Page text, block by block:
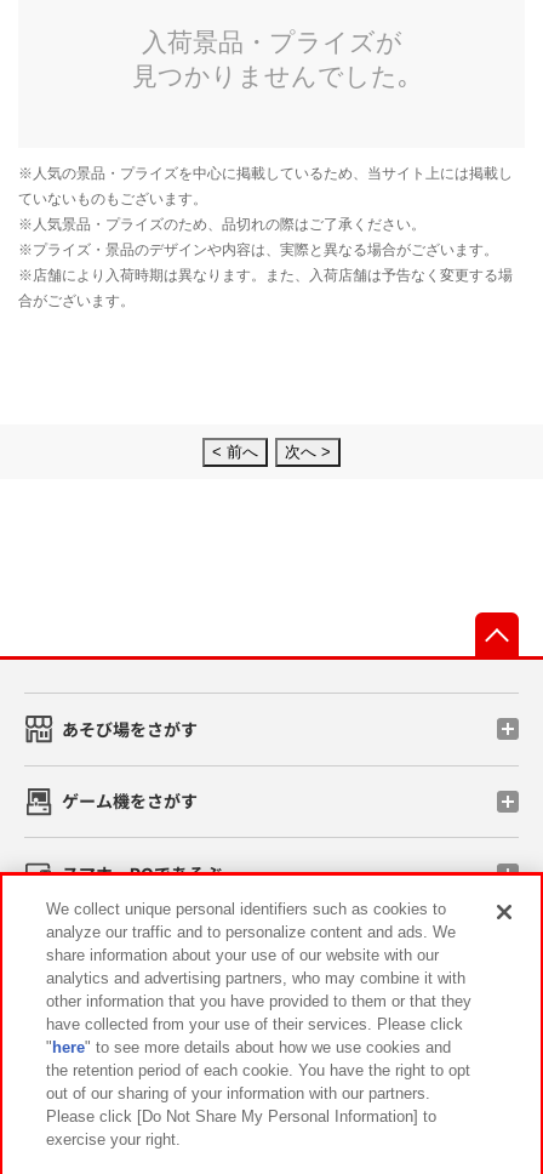
< 前へ 次へ >
あそび場をさがす
ゲーム機をさがす
スマホ・PCであそぶ
イベント・キャンペーン
関連会社 サステナビリティ サイトポリシー
プライバシーポリシー ウェブアクセシビリティ方針と検証結果
お取引先さまとともに
We collect unique personal identifiers such as cookies to
analyze our traffic and to personalize content and ads. We
share information about your use of our website with our
analytics and advertising partners, who may combine it with
other information that you have provided to them or that they
have collected from your use of their services. Please click
" here" to see more details about how we use cookies and
the retention period of each cookie. You have the right to opt
out of our sharing of your information with our partners.
Please click [Do Not Share My Personal Information] to
exercise your right.